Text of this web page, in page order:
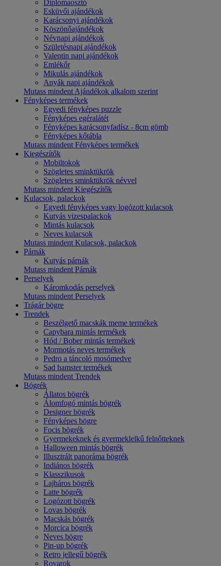
Diplomaosztó
Esküvői ajándékok
Karácsonyi ajándékok
Köszönőajándékok
Névnapi ajándékok
Születésnapi ajándékok
Valentin napi ajándékok
Emlékőr
Mikulás ajándékok
Anyák napi ajándékok
Mutass mindent Ajándékok alkalom szerint
Fényképes termékek
Egyedi fényképes puzzle
Fényképes egéralátét
Fényképes karácsonyfadísz - 8cm gömb
Fényképes kőtábla
Mutass mindent Fényképes termékek
Kiegészítők
Mobiltokok
Szögletes sminktükrök
Szögletes sminktükrök névvel
Mutass mindent Kiegészítők
Kulacsok, palackok
Egyedi fényképes vagy logózott kulacsok
Kutyás vizespalackok
Mintás kulacsok
Neves kulacsok
Mutass mindent Kulacsok, palackok
Párnák
Kutyás párnák
Mutass mindent Párnák
Perselyek
Káromkodás perselyek
Mutass mindent Perselyek
Trágár bögre
Trendek
Beszélgető macskák meme termékek
Capybara mintás termékek
Hód / Bober mintás termékek
Mormotás neves termékek
Pedro a táncoló mosómedve
Sad hamster termékek
Mutass mindent Trendek
Bögrék
Állatos bögrék
Álomfogó mintás bögrék
Designer bögrék
Fényképes bögre
Focis bögrék
Gyermekeknek és gyermeklelkű felnőtteknek
Halloween mintás bögrék
Illusztrált panoráma bögrék
Indiános bögrék
Klasszikusok
Lajháros bögrék
Latte bögrék
Logózott bögrék
Lovas bögrék
Macskás bögrék
Morcica bögrék
Neves bögre
Pin-up bögrék
Retro jellegű bögrék
Rovarok